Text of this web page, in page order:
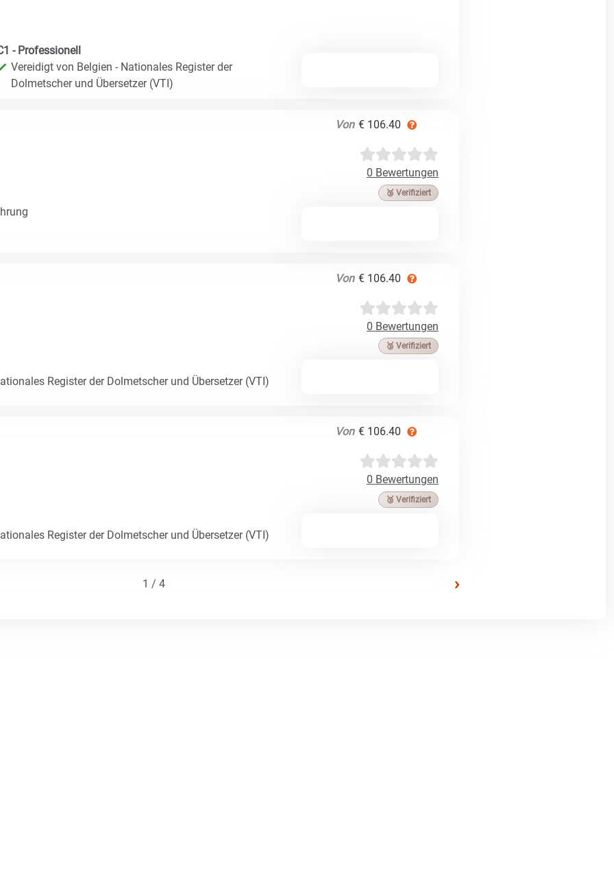
- Professionell
Vereidigt von Belgien - Nationales Register der
Dolmetscher und Übersetzer (VTI)
Von € 106.40
0 Bewertungen
🥉 Verifiziert
Von € 106.40
0 Bewertungen
🥉 Verifiziert
Register der Dolmetscher und Übersetzer (VTI)
Von € 106.40
0 Bewertungen
🥉 Verifiziert
Register der Dolmetscher und Übersetzer (VTI)
1 / 4 ›